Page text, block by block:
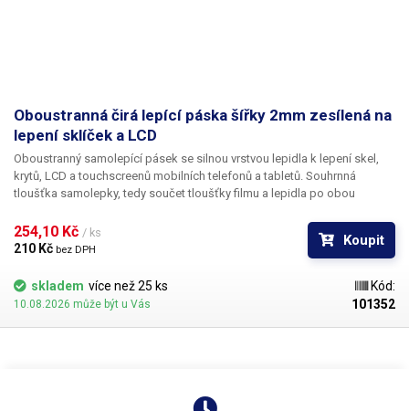
Oboustranná čirá lepící páska šířky 2mm zesílená na
lepení sklíček a LCD
Oboustranný samolepící pásek se silnou vrstvou lepidla k lepení skel,
krytů, LCD a touchscreenů mobilních telefonů a tabletů. Souhrnná
tloušťka samolepky, tedy součet tloušťky filmu a lepidla po obou
povrchům a větší tloušťka pásky ji číní použitelnou jako distanční
podložku. Lepidlo i nosný film jsou čiré, červenou barvu pásku
propůjčuje krycí sloupnutelný film. Průhlednost rozšiřuje možnosti
aplikace i tam, kde by mohla být barevná páska viditelná přes přilepený
objekt.
254,10 Kč / ks
210 Kč bez DPH
Koupit
skladem více než 25 ks
10.08.2026 může být u Vás
Kód:
101352